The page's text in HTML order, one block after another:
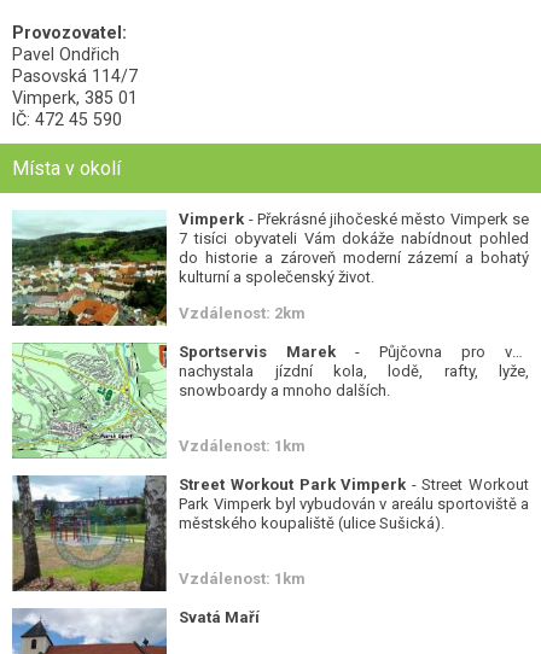
Provozovatel:
Pavel Ondřich
Pasovská 114/7
Vimperk, 385 01
IČ: 472 45 590
Místa v okolí
Vimperk - Překrásné jihočeské město Vimperk se
7 tisíci obyvateli Vám dokáže nabídnout pohled
do historie a zároveň moderní zázemí a bohatý
kulturní a společenský život.
Vzdálenost: 2km
Sportservis Marek - Půjčovna pro vás
nachystala jízdní kola, lodě, rafty, lyže,
snowboardy a mnoho dalších.
Vzdálenost: 1km
Street Workout Park Vimperk - Street Workout
Park Vimperk byl vybudován v areálu sportoviště a
městského koupaliště (ulice Sušická).
Vzdálenost: 1km
Svatá Maří